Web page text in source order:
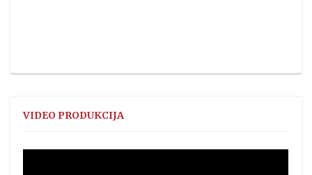
VIDEO PRODUKCIJA